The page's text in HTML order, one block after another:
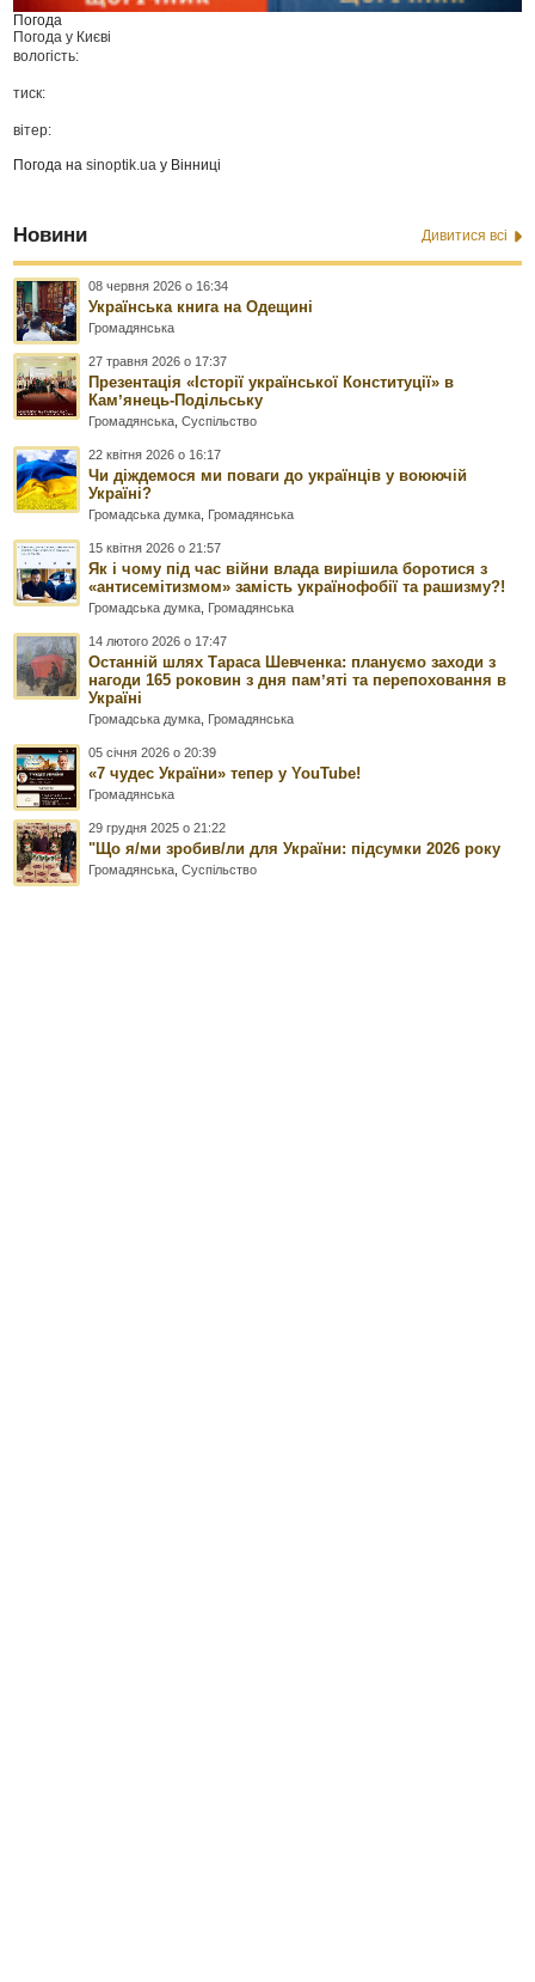
Погода
Погода у Києві
вологість:
тиск:
вітер:
Погода наsinoptik.ua у Вінниці
Новини Дивитися всі
08 червня 2026 о 16:34
Українська книга на Одещині
Громадянська
27 травня 2026 о 17:37
Презентація «Історії української Конституції» в
Камʼянець-Подільську
Громадянська ,Суспільство
22 квітня 2026 о 16:17
Чи діждемося ми поваги до українців у воюючій
Україні?
Громадська думка Громадянська
15 квітня 2026 о 21:57
Як і чому під час війни влада вирішила боротися з
«антисемітизмом» замість українофобії та рашизму?!
Громадська думка Громадянська
14 лютого 2026 о 17:47
Останній шлях Тараса Шевченка: плануємо заходи з
нагоди 165 роковин з дня памʼяті та перепоховання в
Україні
Громадська думка Громадянська
05 січня 2026 о 20:39
«7 чудес України» тепер у YouTube!
Громадянська
29 грудня 2025 о 21:22
"Що я/ми зробив/ли для України: підсумки 2026 року
Громадянська ,Суспільство